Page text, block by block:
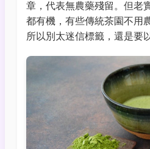
章，代表無農藥殘留。但老
都有機，有些傳統茶園不用
所以別太迷信標籤，還是要